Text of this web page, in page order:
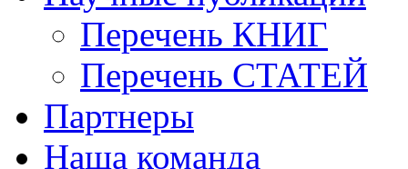
Перечень КНИГ
Перечень СТАТЕЙ
Партнеры
Наша команда